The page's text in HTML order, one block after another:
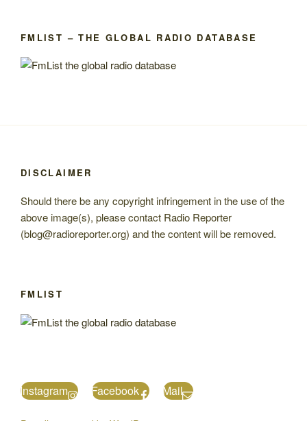
FMLIST – THE GLOBAL RADIO DATABASE
DISCLAIMER
Should there be any copyright infringement in the use of the
above image(s), please contact Radio Reporter
(blog@radioreporter.org) and the content will be removed.
FMLIST
Instagram Facebook Mail